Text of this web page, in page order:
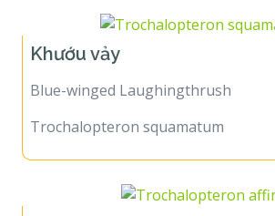
Khướu vảy
Blue-winged Laughingthrush
Trochalopteron squamatum